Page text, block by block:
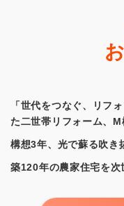
「世代をつなぐ、リフ
た二世帯リフォーム、
構想3年、光で蘇る吹き
築120年の農家住宅を次